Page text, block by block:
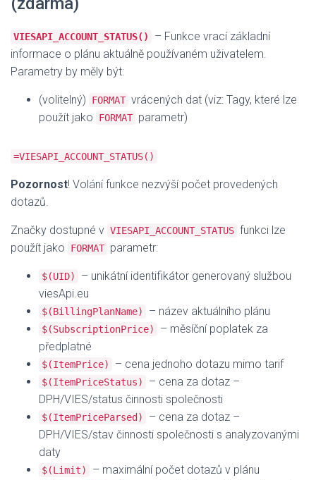
VIESAPI_ACCOUNT_STATUS()
– Funkce vrací základní
informace o plánu aktuálně používaném uživatelem.
Parametry by měly být:
(volitelný) FORMAT vrácených dat (viz: Tagy, které lze
použít jako
FORMAT parametr)
=VIESAPI_ACCOUNT_STATUS()
Pozornost! Volání funkce nezvýší počet provedených
dotazů.
Značky dostupné v VIESAPI_ACCOUNT_STATUS funkci lze
použít jako
FORMAT parametr:
$(UID)
– unikátní identifikátor generovaný službou
viesApi.eu
$(BillingPlanName) – název aktuálního plánu
$(SubscriptionPrice)
– měsíční poplatek za
předplatné
$(ItemPrice) – cena jednoho dotazu mimo tarif
$(ItemPriceStatus)
– cena za dotaz –
DPH/VIES/status činnosti společnosti
$(ItemPriceParsed)
– cena za dotaz –
DPH/VIES/stav činnosti společnosti s analyzovanými
daty
$(Limit) – maximální počet dotazů v plánu